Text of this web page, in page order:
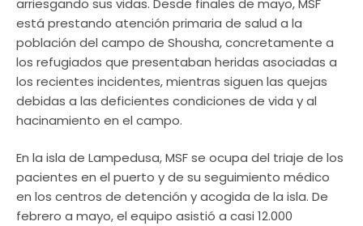
arriesgando sus vidas. Desde finales de mayo, MSF
está prestando atención primaria de salud a la
población del campo de Shousha, concretamente a
los refugiados que presentaban heridas asociadas a
los recientes incidentes, mientras siguen las quejas
debidas a las deficientes condiciones de vida y al
hacinamiento en el campo.
En la isla de Lampedusa, MSF se ocupa del triaje de los
pacientes en el puerto y de su seguimiento médico
en los centros de detención y acogida de la isla. De
febrero a mayo, el equipo asistió a casi 12.000